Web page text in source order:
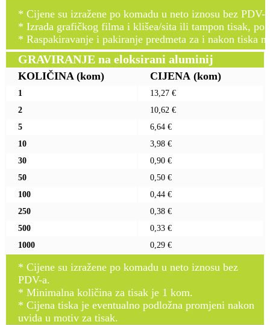
* Cijene su izražene po komadu u neto iznosu bez PDV-
* Izrada grafičkog filma i klišea/sita ili tampon tisak, po
* Raspakiravanje i pakiranje predmeta za i nakon tiska
GRAVIRANJE na eloksirani aluminij
KOLIČINA (kom) CIJENA (kom)
1
13,27 €
2
10,62 €
5
6,64 €
10
3,98 €
30
0,90 €
50
0,50 €
100
0,44 €
250
0,38 €
500
0,33 €
1000
0,29 €
* Cijene su izražene po komadu u neto iznosu bez
PDV-a.
* Minimalna količina za tisak je 1 kom.
* Cijena tiska je eventualno podložna promjeni nakon
uvida u motiv za tisak.